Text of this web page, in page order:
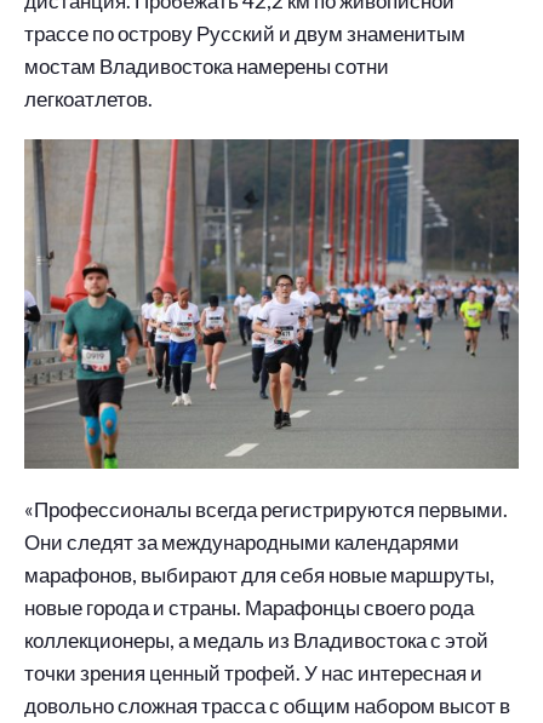
трассе по острову Русский и двум знаменитым
мостам Владивостока намерены сотни
легкоатлетов.
«Профессионалы всегда регистрируются первыми.
Они следят за международными календарями
марафонов, выбирают для себя новые маршруты,
новые города и страны. Марафонцы своего рода
коллекционеры, а медаль из Владивостока с этой
точки зрения ценный трофей. У нас интересная и
довольно сложная трасса с общим набором высот в